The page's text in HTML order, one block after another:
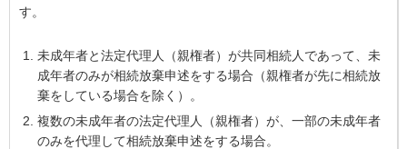
す。
未成年者と法定代理人（親権者）が共同相続人であって、 未
成年者のみが相続放棄申述をする場合（親権者が先に相続放
棄をしている場合を除く）。
複数の未成年者の法定代理人（親権者）が、 一部の未成年者
のみを代理して相続放棄申述をする場合。